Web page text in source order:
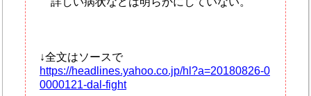
↓全文はソースで
https://headlines.yahoo.co.jp/hl?a=20180826-0
0000121-dal-fight